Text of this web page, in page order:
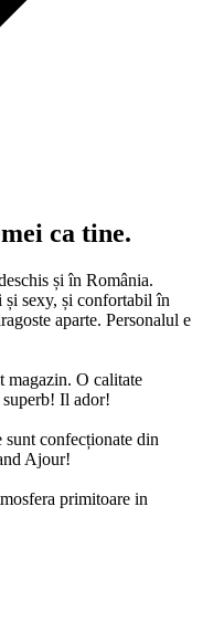
ca tine.
și în România.
și sexy, și confortabil în
aparte. Personalul e
magazin. O calitate
Il ador!
confecționate din
Ajour!
primitoare in